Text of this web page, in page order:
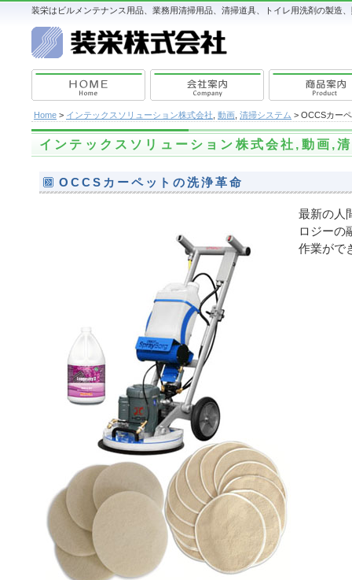
装栄はビルメンテナンス用品、業務用清掃用品、清掃道具、トイレ用洗剤の製造
Home > インテックスソリューション株式会社 動画 清掃システム > OCCSカー
インテックスソリューション株式会社 , 動画 ,
OCCSカーペットの洗浄革命
最新の人
ロジーの
作業がで